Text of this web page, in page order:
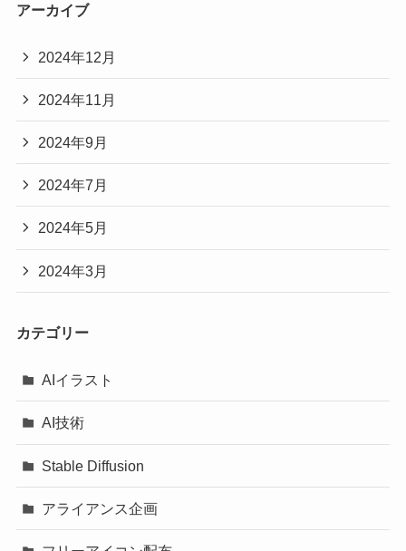
アーカイブ
2024年12月
2024年11月
2024年9月
2024年7月
2024年5月
2024年3月
カテゴリー
AIイラスト
AI技術
Stable Diffusion
アライアンス企画